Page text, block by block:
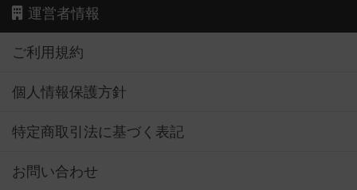
運営者情報
ご利用規約
個人情報保護方針
特定商取引法に基づく表記
お問い合わせ